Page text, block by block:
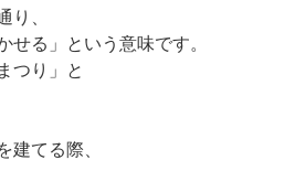
り、
せる」という意味です。
つり」と
建てる際、